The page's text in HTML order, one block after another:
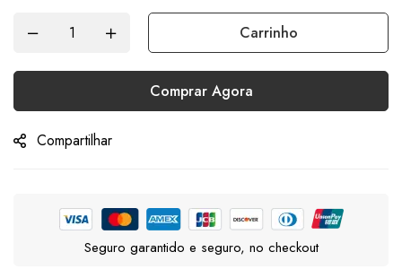
Carrinho
Comprar Agora
Compartilhar
Seguro garantido e seguro, no checkout